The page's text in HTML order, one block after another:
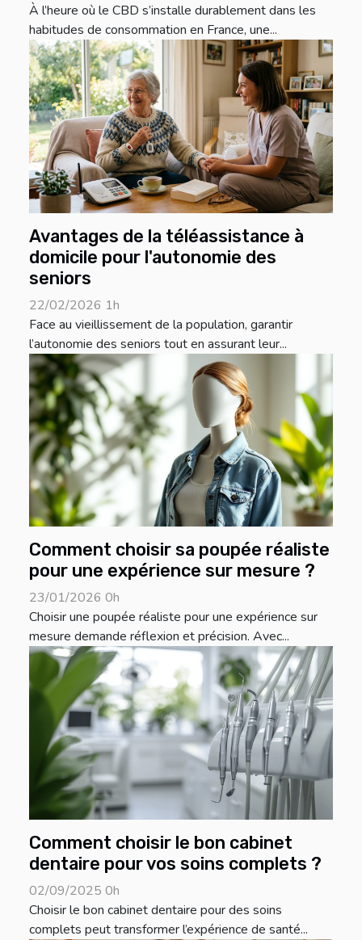
À l’heure où le CBD s’installe durablement dans les
habitudes de consommation en France, une...
Avantages de la téléassistance à
domicile pour l'autonomie des
seniors
22/02/2026 1h
Face au vieillissement de la population, garantir
l’autonomie des seniors tout en assurant leur...
Comment choisir sa poupée réaliste
pour une expérience sur mesure ?
23/01/2026 0h
Choisir une poupée réaliste pour une expérience sur
mesure demande réflexion et précision. Avec...
Comment choisir le bon cabinet
dentaire pour vos soins complets ?
02/09/2025 0h
Choisir le bon cabinet dentaire pour des soins
complets peut transformer l’expérience de santé...